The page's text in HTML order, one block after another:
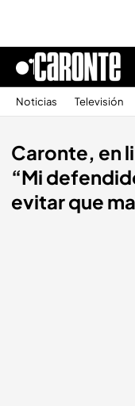
Noticias Televisión
Caronte, en
“Mi
evitar que